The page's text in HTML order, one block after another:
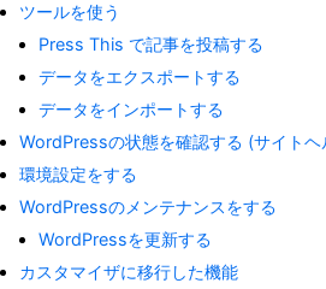
ツールを使う
Press This で記事を投稿する
データをエクスポートする
データをインポートする
WordPressの状態を確認する (サイトヘ
環境設定をする
WordPressのメンテナンスをする
WordPressを更新する
カスタマイザに移行した機能